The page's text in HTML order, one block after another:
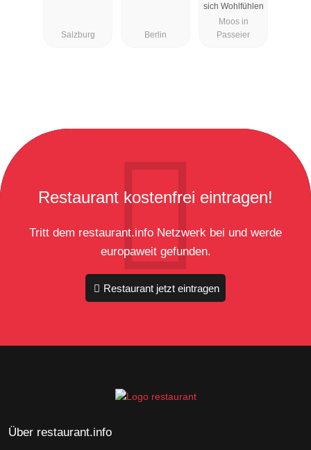
Salzburg Berlin
sich Wohlfühlen
Moos in
Passeier
Restaurant kostenfrei eintragen!
Tritt dem restaurant.info Netzwerk bei und werde
europaweit gefunden.
Restaurant jetzt eintragen
Über restaurant.info